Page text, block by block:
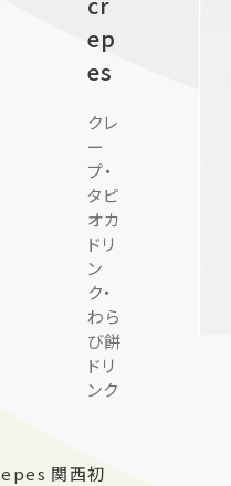
ep
es
クレ
ー
プ・
タピ
オカ
ドリ
ン
ク・
わら
び餅
ドリ
ンク
関西初